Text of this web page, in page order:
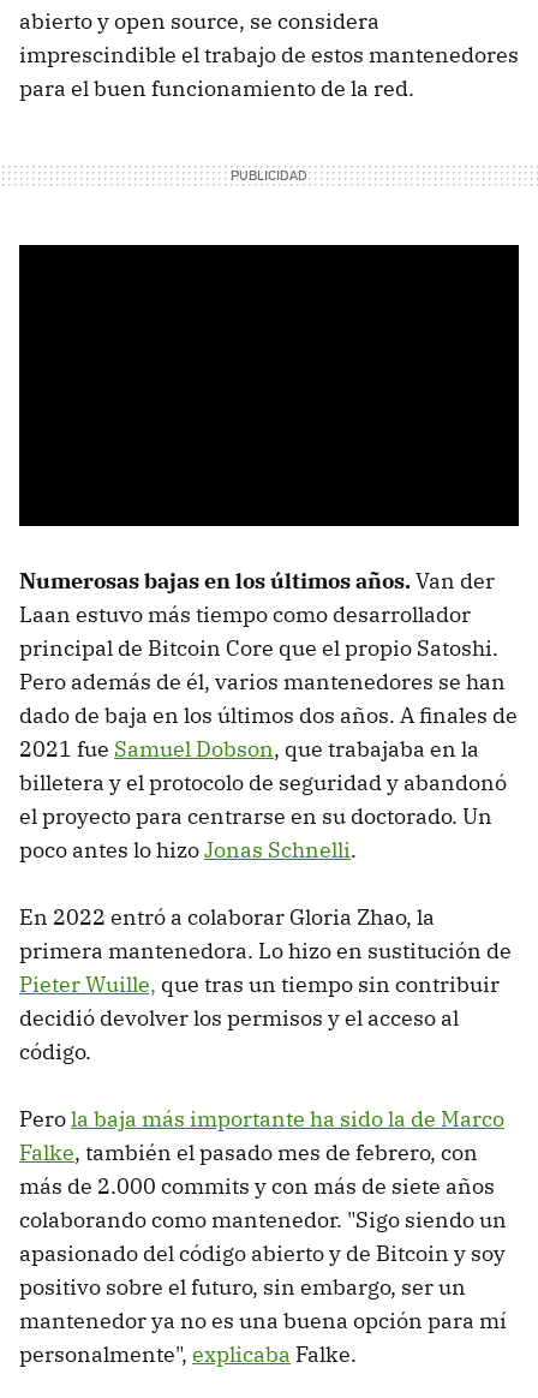
abierto y open source, se considera
imprescindible el trabajo de estos mantenedores
para el buen funcionamiento de la red.
Numerosas bajas en los últimos años.Van der
Laan estuvo más tiempo como desarrollador
principal de Bitcoin Core que el propio Satoshi.
Pero además de él, varios mantenedores se han
dado de baja en los últimos dos años. A finales de
2021 fue Samuel Dobson, que trabajaba en la
billetera y el protocolo de seguridad y abandonó
el proyecto para centrarse en su doctorado. Un
poco antes lo hizoJonas Schnelli.
En 2022 entró a colaborar Gloria Zhao, la
primera mantenedora. Lo hizo en sustitución de
Pieter Wuille, que tras un tiempo sin contribuir
decidió devolver los permisos y el acceso al
código.
Perola baja más importante ha sido la de Marco
Falke, también el pasado mes de febrero, con
más de 2.000 commits y con más de siete años
colaborando como mantenedor. "Sigo siendo un
apasionado del código abierto y de Bitcoin y soy
positivo sobre el futuro, sin embargo, ser un
mantenedor ya no es una buena opción para mí
personalmente", explicaba Falke.